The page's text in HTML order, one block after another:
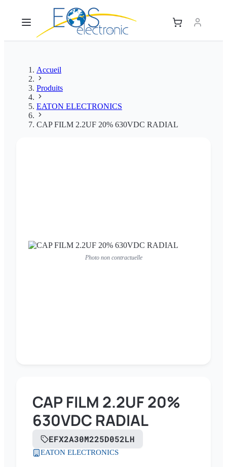
Accueil
Produits
EATON ELECTRONICS
CAP FILM 2.2UF 20% 630VDC RADIAL
Photo non contractuelle
CAP FILM 2.2UF 20%
630VDC RADIAL
EFX2A30M225D052LH
EATON ELECTRONICS